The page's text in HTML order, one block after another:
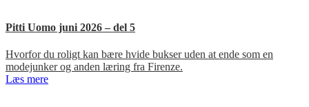
Pitti Uomo juni 2026 – del 5
Hvorfor du roligt kan bære hvide bukser uden at ende som en
modejunker og anden læring fra Firenze.
Læs mere